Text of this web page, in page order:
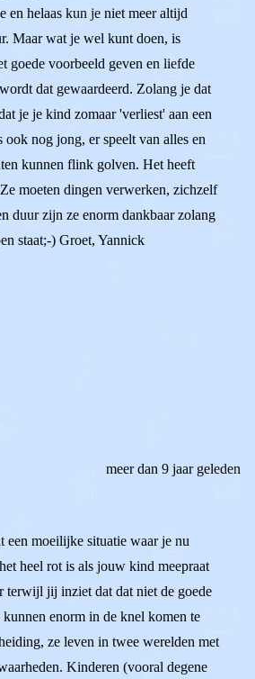
en helaas kun je niet meer altijd
Maar wat je wel kunt doen, is
goede voorbeeld geven en liefde
dat gewaardeerd. Zolang je dat
je je kind zomaar 'verliest' aan een
ook nog jong, er speelt van alles en
kunnen flink golven. Het heeft
moeten dingen verwerken, zichzelf
duur zijn ze enorm dankbaar zolang
staat;-) Groet, Yannick
meer dan 9 jaar geleden
een moeilijke situatie waar je nu
heel rot is als jouw kind meepraat
terwijl jij inziet dat dat niet de goede
enorm in de knel komen te
ze leven in twee werelden met
Kinderen (vooral degene